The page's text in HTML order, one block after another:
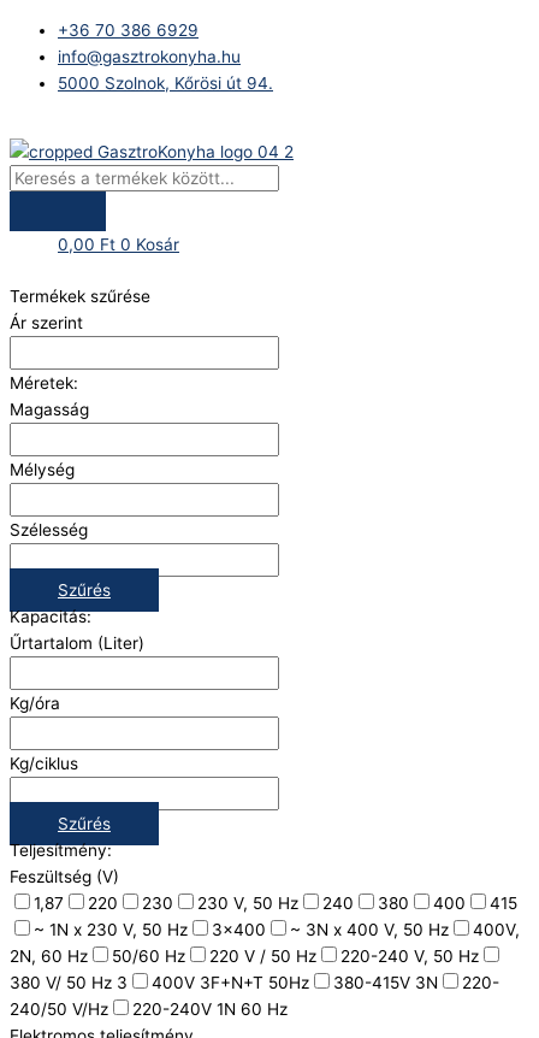
content
+36 70 386 6929
info@gasztrokonyha.hu
5000 Szolnok, Kőrösi út 94.
search
0,00 Ft 0 Kosár
Termékek szűrése
Ár szerint
Méretek:
Magasság
Mélység
Szélesség
Szűrés
Kapacitás:
Űrtartalom (Liter)
Kg/óra
Kg/ciklus
Szűrés
Teljesítmény:
Feszültség (V)
1,87
220 230 230 V, 50 Hz 240 380 400
415
~ 1N x 230 V, 50 Hz
3x400 ~ 3N x 400 V, 50 Hz
400V,
2N, 60 Hz
50/60 Hz 220 V / 50 Hz
220-240 V, 50 Hz
380 V/ 50 Hz 3
400V 3F+N+T 50Hz 380-415V 3N
220-
240/50 V/Hz
220-240V 1N 60 Hz